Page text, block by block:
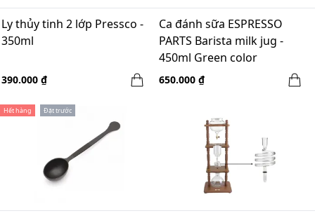
Ly thủy tinh 2 lớp Pressco -
350ml
390.000 ₫
Ca đánh sữa ESPRESSO
PARTS Barista milk jug -
450ml Green color
650.000 ₫
Hết hàng Đặt trước